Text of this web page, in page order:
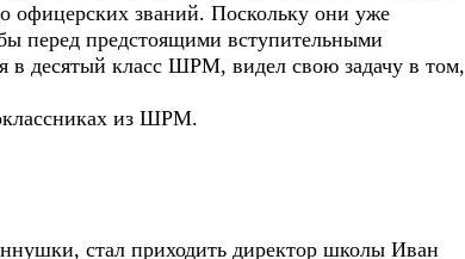
офицерских званий. Поскольку они уже
перед предстоящими вступительными
в десятый класс ШРМ, видел свою задачу в том,
из ШРМ.
стал приходить директор школы Иван